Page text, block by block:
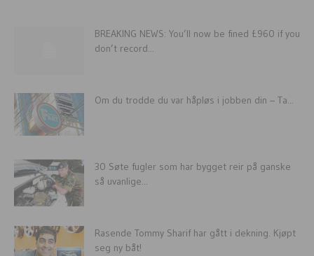
BREAKING NEWS: You’ll now be fined £960 if you
don’t record...
Om du trodde du var håpløs i jobben din – Ta...
30 Søte fugler som har bygget reir på ganske
så uvanlige...
Rasende Tommy Sharif har gått i dekning. Kjøpt
seg ny båt!